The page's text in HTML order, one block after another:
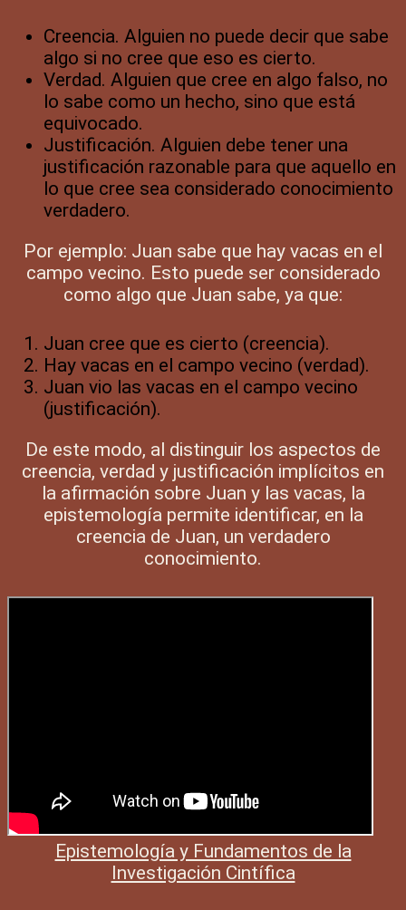
Creencia. Alguien no puede decir que sabe
algo si no cree que eso es cierto.
Verdad. Alguien que cree en algo falso, no
lo sabe como un hecho, sino que está
equivocado.
Justificación. Alguien debe tener una
justificación razonable para que aquello en
lo que cree sea considerado conocimiento
verdadero.
Por ejemplo: Juan sabe que hay vacas en el
campo vecino. Esto puede ser considerado
como algo que Juan sabe, ya que:
Juan cree que es cierto (creencia).
Hay vacas en el campo vecino (verdad).
Juan vio las vacas en el campo vecino
(justificación).
De este modo, al distinguir los aspectos de
creencia, verdad y justificación implícitos en
la afirmación sobre Juan y las vacas, la
epistemología permite identificar, en la
creencia de Juan, un verdadero
conocimiento.
Epistemología y Fundamentos de la
Investigación Cintífica